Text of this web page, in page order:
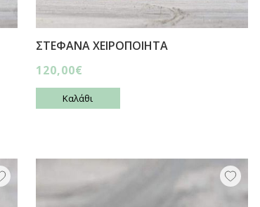
ΣΤΕΦΑΝΑ ΧΕΙΡΟΠΟΙΗΤΑ
120,00€
Καλάθι